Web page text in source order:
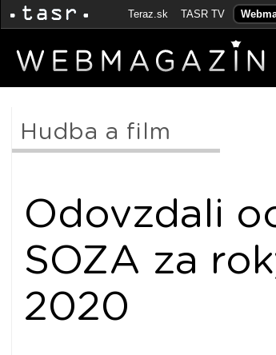
Teraz.sk TASR TV
Hudba a film
Odovzdali
SOZA za
2020